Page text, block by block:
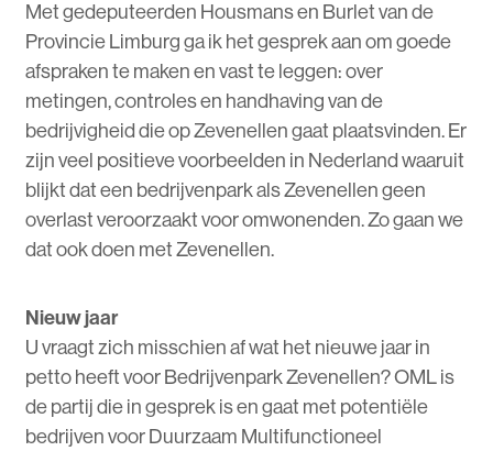
Met gedeputeerden Housmans en Burlet van de
Provincie Limburg ga ik het gesprek aan om goede
afspraken te maken en vast te leggen: over
metingen, controles en handhaving van de
bedrijvigheid die op Zevenellen gaat plaatsvinden. Er
zijn veel positieve voorbeelden in Nederland waaruit
blijkt dat een bedrijvenpark als Zevenellen geen
overlast veroorzaakt voor omwonenden. Zo gaan we
dat ook doen met Zevenellen.
Nieuw jaar
U vraagt zich misschien af wat het nieuwe jaar in
petto heeft voor Bedrijvenpark Zevenellen? OML is
de partij die in gesprek is en gaat met potentiële
bedrijven voor Duurzaam Multifunctioneel